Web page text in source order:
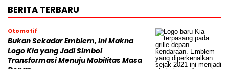
BERITA TERBARU
Otomotif
Bukan Sekadar Emblem, Ini Makna
Logo Kia yang Jadi Simbol
Transformasi Menuju Mobilitas Masa